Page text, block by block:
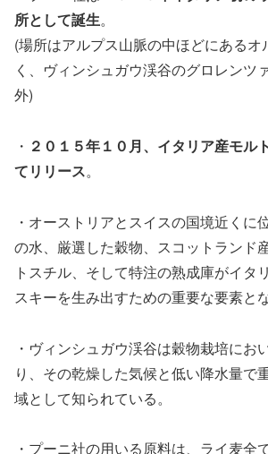
所として誕生。
(場所はアルプス山脈の中ほどにあるオ
く、ヴィンシュガウ渓谷のグロレンツ
外)
・ ２０１５年１０月、イタリア産モル
てリリース。
・オーストリアとスイスの国境近くに
の水、厳選した穀物、スコットランド
トスチル、そして特注の熟成庫がイタ
スキーを生み出すための重要な要素と
・ヴィンシュガウ渓谷は穀物栽培にお
り、その乾燥した気候と低い降水量で
域として知られている。
・プーニ社の用いる原料は、ライ麦全